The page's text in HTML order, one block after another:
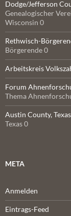
Dodge/Jefferson
Genealogischer
Wisconsin 0
Rethwisch-
Börgerende 0
Arbeitskreis
Forum
Thema
Austin County, Texas
Texas 0
META
Anmelden
Eintrags-Feed